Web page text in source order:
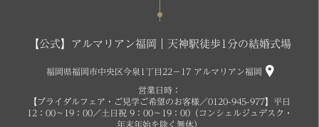
【公式】アルマリアン福岡｜天神駅徒歩1分の結婚式場
福岡県福岡市中央区今泉1丁目22−17 アルマリアン福岡
営業日時：
【ブライダルフェア・ご見学ご希望のお客様／0120-945-977】平日
12：00～19：00／土日祝 9：00～19：00（コンシェルジュデスク・
年末年始を除く無休）